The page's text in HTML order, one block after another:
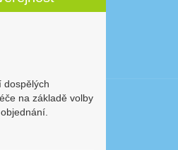
dospělých
na základě volby